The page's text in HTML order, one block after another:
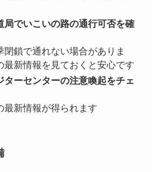
局でいこいの路の通行可否を確
閉鎖で通れない場合がありま
最新情報を見ておくと安心です
ターセンターの注意喚起をチェ
最新情報が得られます